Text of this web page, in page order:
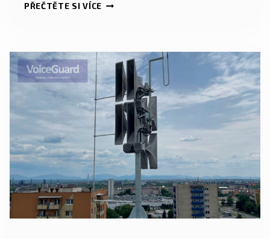
PŘEČTĚTE SI VÍCE